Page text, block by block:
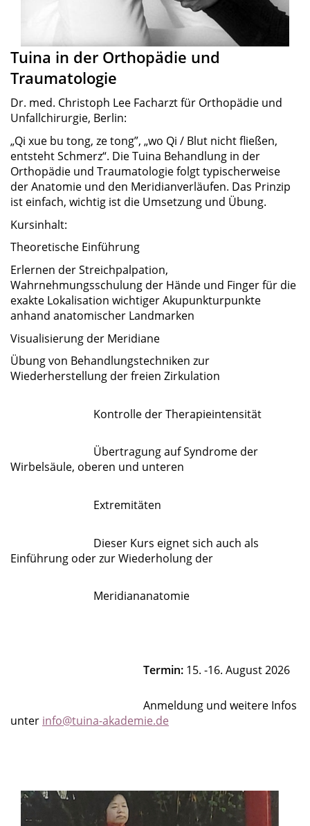
Tuina in der Orthopädie und
Traumatologie
Dr. med. Christoph Lee Facharzt für Orthopädie und
Unfallchirurgie, Berlin:
„Qi xue bu tong, ze tong”, „wo Qi / Blut nicht fließen,
entsteht Schmerz“. Die Tuina Behandlung in der
Orthopädie und Traumatologie folgt typischerweise
der Anatomie und den Meridianverläufen. Das Prinzip
ist einfach, wichtig ist die Umsetzung und Übung.
Kursinhalt:
Theoretische Einführung
Erlernen der Streichpalpation,
Wahrnehmungsschulung der Hände und Fingerfür die
exakte Lokalisation wichtiger Akupunkturpunkte
anhand anatomischer Landmarken
Visualisierung der Meridiane
Übung von Behandlungstechniken zur
Wiederherstellung der freien Zirkulation
Kontrolle der Therapieintensität
Übertragung auf Syndrome der
Wirbelsäule, oberen und unteren
Extremitäten
Dieser Kurs eignet sich auch als
Einführung oder zur Wiederholung der
Meridiananatomie
Termin: 15. -16. August 2026
Anmeldung und weitere Infos
unter info@tuina-akademie.de